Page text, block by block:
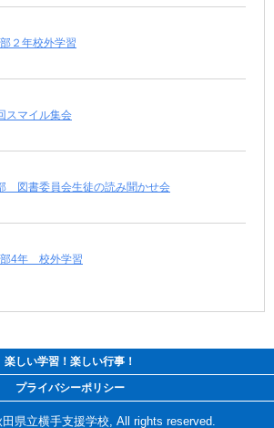
２年校外学習
マイル集会
図書委員会生徒の読み聞かせ会
4年 校外学習
楽しい学習！楽しい行事！
プライバシーポリシー
県立横手支援学校, All rights reserved.